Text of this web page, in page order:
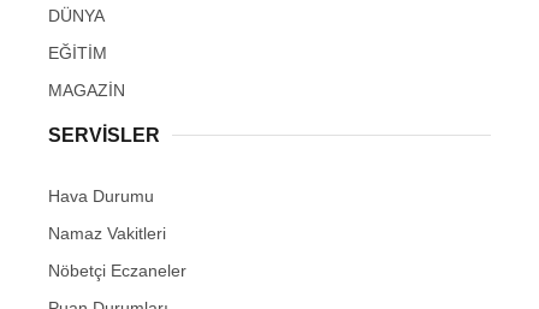
DÜNYA
EĞİTİM
MAGAZİN
SERVİSLER
Hava Durumu
Namaz Vakitleri
Nöbetçi Eczaneler